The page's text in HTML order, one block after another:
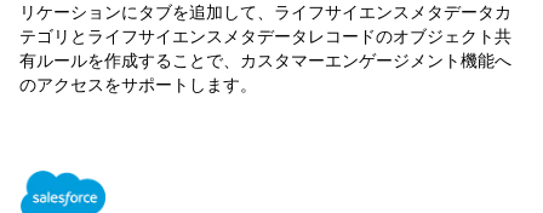
リケーションにタブを追加して、ライフサイエンスメタデータカ
テゴリとライフサイエンスメタデータレコードのオブジェクト共
有ルールを作成することで、カスタマーエンゲージメント機能へ
のアクセスをサポートします。
使用可能なインターフェース: Lightning Experience